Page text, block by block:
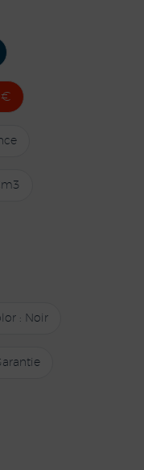
€
: Noir